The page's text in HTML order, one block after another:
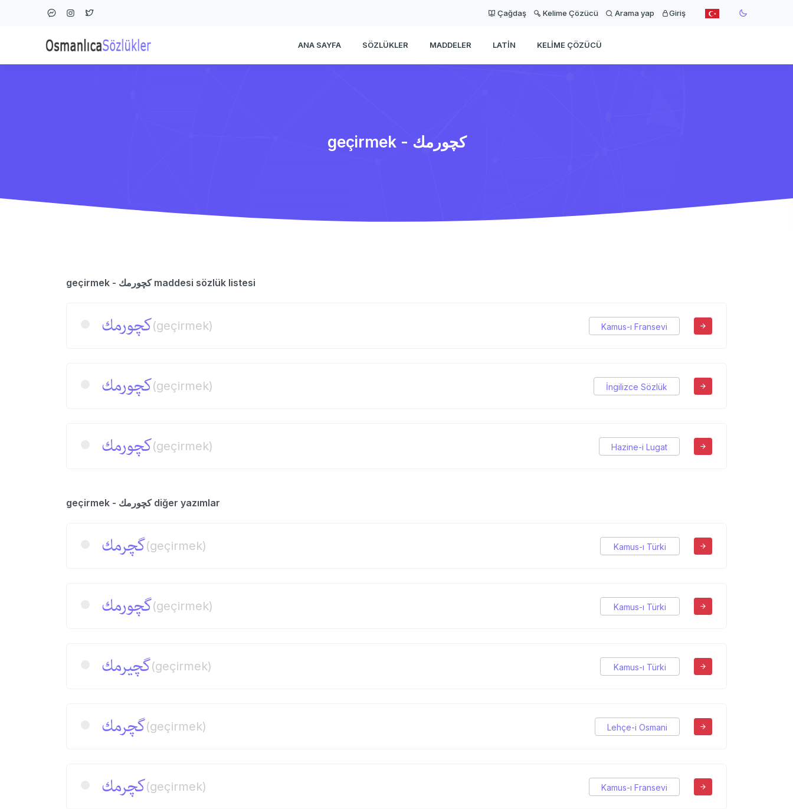
Çağdaş Kelime Çözücü Arama yap Giriş
ANA SAYFA SÖZLÜKLER MADDELER LATIN KELIME ÇÖZÜCÜ
geçirmek - كچورمك
geçirmek - كچورمك maddesi sözlük listesi
كچورمك(geçirmek) Kamus-ı Fransevi
كچورمك(geçirmek) İngilizce Sözlük
كچورمك(geçirmek) Hazine-i Lugat
geçirmek - كچورمك diğer yazımlar
گچرمك(geçirmek) Kamus-ı Türki
گچورمك(geçirmek) Kamus-ı Türki
گچیرمك(geçirmek) Kamus-ı Türki
گچرمك(geçirmek) Lehçe-i Osmani
كچرمك(geçirmek) Kamus-ı Fransevi